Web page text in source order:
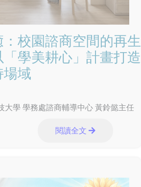
校園諮商空間的再生
學美耕心」計畫打造
場域
大學 學務處諮商輔導中心 黃鈴懿主任
閱讀全文